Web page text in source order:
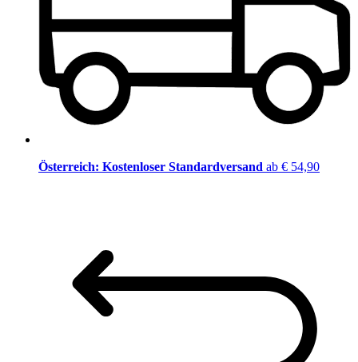
Österreich: Kostenloser Standardversand ab € 54,90